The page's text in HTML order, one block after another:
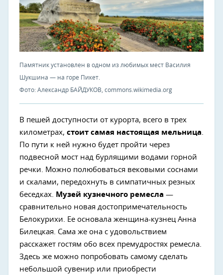
Памятник установлен в одном из любимых мест Василия
Шукшина — на горе Пикет.
Фото: Александр БАЙДУКОВ, commons.wikimedia.org
В пешей доступности от курорта, всего в трех
километрах, стоит самая настоящая мельница
По пути к ней нужно будет пройти через
подвесной мост над бурлящими водами горной
речки. Можно полюбоваться вековыми соснами
и скалами, передохнуть в симпатичных резных
беседках.
Музей кузнечного ремесла —
сравнительно новая достопримечательность
Белокурихи. Ее основала женщина-кузнец Анна
Билецкая. Сама же она с удовольствием
расскажет гостям обо всех премудростях ремесла.
Здесь же можно попробовать самому сделать
небольшой сувенир или приобрести